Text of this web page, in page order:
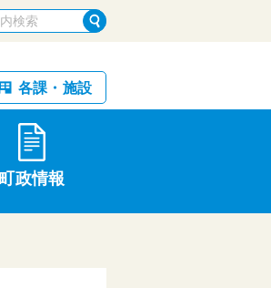
各課・施設
町政情報